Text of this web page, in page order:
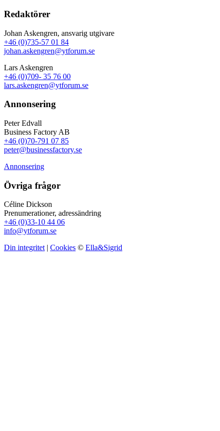
Redaktörer
Johan Askengren, ansvarig utgivare
+46 (0)735-57 01 84
johan.askengren@ytforum.se
Lars Askengren
+46 (0)709- 35 76 00
lars.askengren@ytforum.se
Annonsering
Peter Edvall
Business Factory AB
+46 (0)70-791 07 85
peter@businessfactory.se
Annonsering
Övriga frågor
Céline Dickson
Prenumerationer, adressändring
+46 (0)33-10 44 06
info@ytforum.se
Din integritet | Cookies © Ella&Sigrid